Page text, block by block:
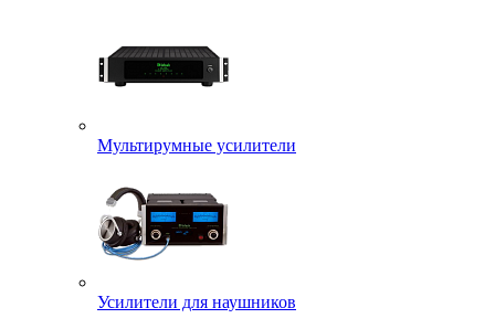
Мультирумные усилители
Усилители для наушников